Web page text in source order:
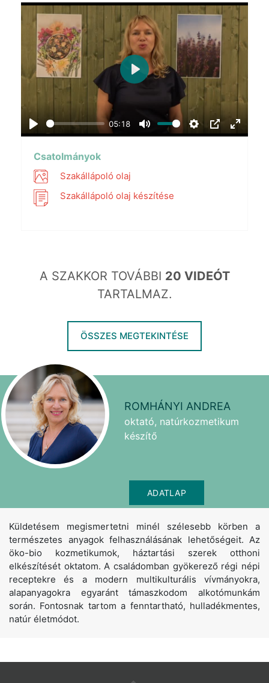
Play
05:18
Mute Settings
PIP Enter
Play
Csatolmányok
Szakállápoló olaj
Szakállápoló olaj készítése
A SZAKKOR TOVÁBBI 20 VIDEÓT
TARTALMAZ.
ÖSSZES MEGTEKINTÉSE
ROMHÁNYI ANDREA
oktató, natúrkozmetikum
készítő
ADATLAP
Küldetésem megismertetni minél szélesebb körben a
természetes anyagok felhasználásának lehetőségeit. Az
öko-bio kozmetikumok, háztartási szerek otthoni
elkészítését oktatom. A családomban gyökerező régi népi
receptekre és a modern multikulturális vívmányokra,
alapanyagokra egyaránt támaszkodom alkotómunkám
során. Fontosnak tartom a fenntartható, hulladékmentes,
natúr életmódot.